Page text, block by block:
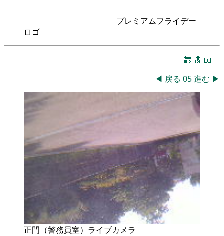
プレミアムフライデー
ロゴ
🔚 🔝 📖
◀ 戻る 05進む ▶
正門（警務員室）ライブカメラ